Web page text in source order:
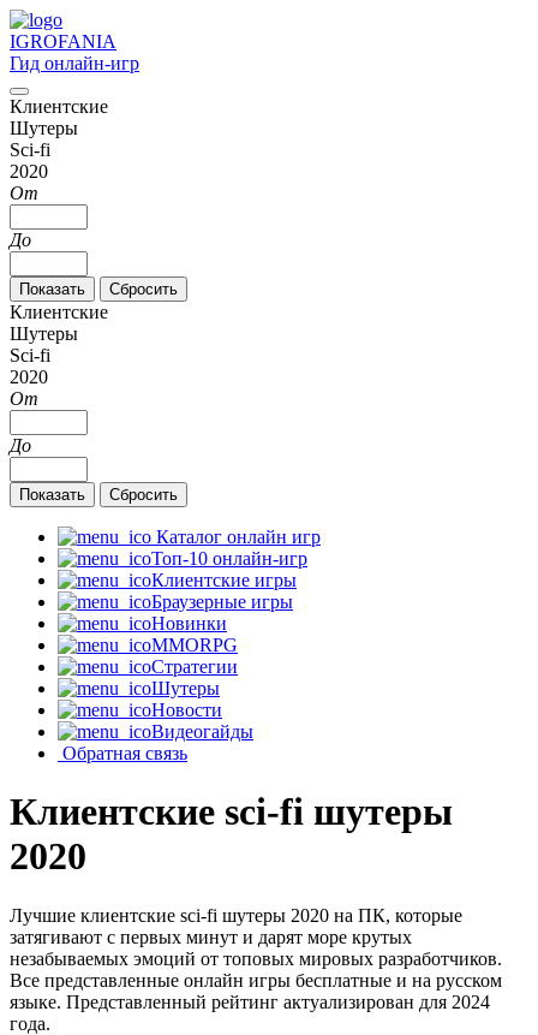
IGROFANIA
Гид онлайн-игр
Клиентские
Шутеры
Sci-fi
2020
От
До
Клиентские
Шутеры
Sci-fi
2020
От
До
Каталог онлайн игр
Топ-10 онлайн-игр
Клиентские игры
Браузерные игры
Новинки
MMORPG
Стратегии
Шутеры
Новости
Видеогайды
Обратная связь
Клиентские sci-fi шутеры
2020
Лучшие клиентские sci-fi шутеры 2020 на ПК, которые
затягивают с первых минут и дарят море крутых
незабываемых эмоций от топовых мировых разработчиков.
Все представленные онлайн игры бесплатные и на русском
языке. Представленный рейтинг актуализирован для 2024
года.